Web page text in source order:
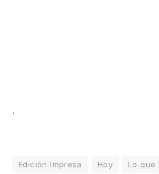
.
Edición Impresa Hoy Lo que